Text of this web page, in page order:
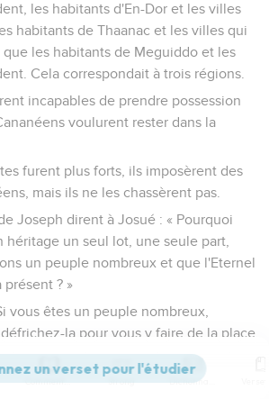
les habitants d'En-Dor et les villes
habitants de Thaanac et les villes qui
les habitants de Meguiddo et les
Cela correspondait à trois régions.
incapables de prendre possession
voulurent rester dans la
furent plus forts, ils imposèrent des
mais ils ne les chassèrent pas.
Joseph dirent à Josué : « Pourquoi
héritage un seul lot, une seule part,
un peuple nombreux et que l'Eternel
présent ? »
vous êtes un peuple nombreux,
la pour vous y faire de la place
et des Rephaïm, puisque la
d'Ephraïm est trop exiguë pour vous. »
Commentaires Strong